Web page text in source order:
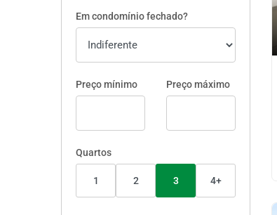
Em condomínio fechado?
Preço mínimo Preço máximo
Quartos
1 2 3 4+